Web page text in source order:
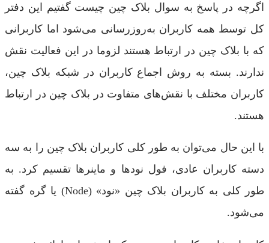
اگرچه در پاسخ به سوال بلاک چین چیست گفتیم این دفتر
کل توسط همه کاربران به‌روزرسانی می‌شود اما کاربرانی
که با بلاک چین در ارتباط هستند لزوما در این فعالیت نقش
ندارند. بسته به روش اجماع کاربران در شبکه بلاک چین،
کاربران مختلف با نقش‌های متفاوت در بلاک چین در ارتباط
هستند.
با این حال می‌توان به طور کلی کاربران بلاک چین را به سه
دسته کاربران عادی، فول نودها و ماینرها تقسیم کرد. به
طور کلی به کاربران بلاک چین «نود» (Node) یا گره گفته
می‌شود.